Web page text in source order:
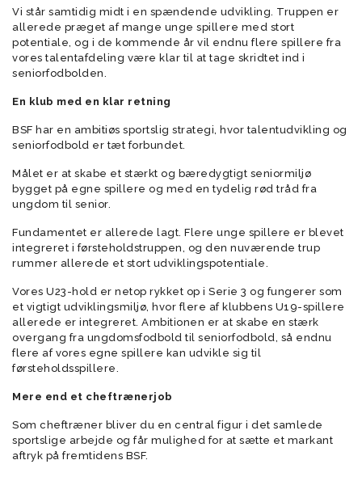
Vi står samtidig midt i en spændende udvikling. Truppen er
allerede præget af mange unge spillere med stort
potentiale, og i de kommende år vil endnu flere spillere fra
vores talentafdeling være klar til at tage skridtet ind i
seniorfodbolden.
En klub med en klar retning
BSF har en ambitiøs sportslig strategi, hvor talentudvikling og
seniorfodbold er tæt forbundet.
Målet er at skabe et stærkt og bæredygtigt seniormiljø
bygget på egne spillere og med en tydelig rød tråd fra
ungdom til senior.
Fundamentet er allerede lagt. Flere unge spillere er blevet
integreret i førsteholdstruppen, og den nuværende trup
rummer allerede et stort udviklingspotentiale.
Vores U23-hold er netop rykket op i Serie 3 og fungerer som
et vigtigt udviklingsmiljø, hvor flere af klubbens U19-spillere
allerede er integreret. Ambitionen er at skabe en stærk
overgang fra ungdomsfodbold til seniorfodbold, så endnu
flere af vores egne spillere kan udvikle sig til
førsteholdsspillere.
Mere end et cheftrænerjob
Som cheftræner bliver du en central figur i det samlede
sportslige arbejde og får mulighed for at sætte et markant
aftryk på fremtidens BSF.